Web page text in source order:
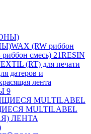
WAX (RW риббон
смесь) 21RESIN
(RT) для печати
датеров и
лента
9
MULTILABEL